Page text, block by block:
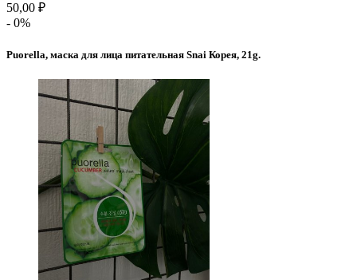
50,00 ₽
- 0%
Puorella, маска для лица питательная Snai Корея, 21g.